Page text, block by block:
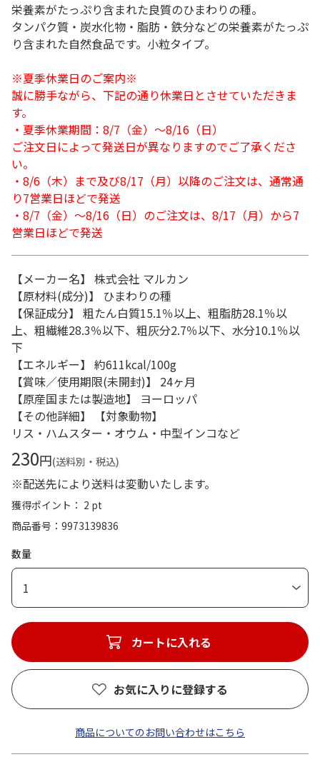
栄養素がたっぷり含まれた良質のひまわりの種。
タンパク質・炭水化物・脂肪・鉄分などの栄養素がたっぷ
り含まれた自然食品です。小粒タイプ。
※夏季休業日のご案内※
誠に勝手ながら、下記の通り休業日とさせていただきま
す。
・夏季休業期間：8/7（金）～8/16（日）
ご注文日によって発送日が異なりますのでご了承くださ
い。
・8/6（木）まで及び8/17（月）以降のご注文は、通常通
り7営業日ほどで発送
・8/7（金）～8/16（日）のご注文は、8/17（月）から7
営業日ほどで発送
【メーカー名】 株式会社 マルカン
【原材料(成分)】 ひまわりの種
【保証成分】 粗たん白質15.1％以上、粗脂肪28.1％以
上、粗繊維28.3％以下、粗灰分2.7％以下、水分10.1％以
下
【エネルギー】 約611kcal/100g
【賞味／使用期限(未開封)】 24ヶ月
【原産国または製造地】 ヨーロッパ
【その他詳細】 【対象動物】
リス・ハムスター・オウム・中型インコなど
230円(送料別・税込)
※配送先により送料は変動いたします。
獲得ポイント： 2 pt
商品番号
9973139836
数量
1
カートに入れる
お気に入りに登録する
商品についてのお問い合わせはこちら